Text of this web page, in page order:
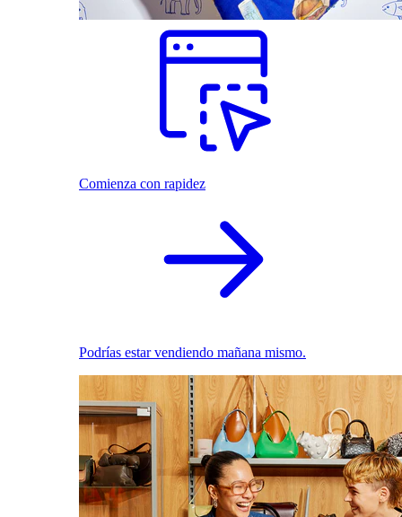
Comienza con rapidez
Podrías estar vendiendo mañana mismo.